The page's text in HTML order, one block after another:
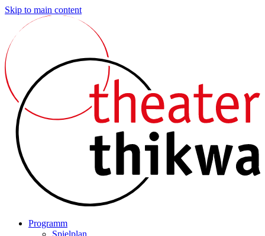
Skip to main content
Programm